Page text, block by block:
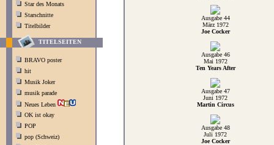
Star des Monats
Starschnitte
Titelbilder
TITELSEITEN
BRAVO poster
hit
Musik Joker
musik parade
Neues Leben
OK ist okay
POP
pop (Schweiz)
Ausgabe 44
März 1972
Joe Cocker
Ausgabe 46
Mai 1972
Ten Years After
Ausgabe 47
Juni 1972
Martin Circus
Ausgabe 48
Juli 1972
Joe Cocker